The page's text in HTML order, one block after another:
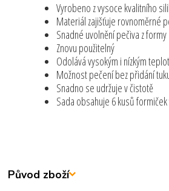
Vyrobeno z vysoce kvalitního
Materiál zajišťuje rovnoměrné
Snadné uvolnění pečiva z formy
Znovu použitelný
Odolává vysokým i nízkým
Možnost pečení bez přidání
Snadno se udržuje v čistotě
Sada obsahuje 6 kusů
Původ zboží